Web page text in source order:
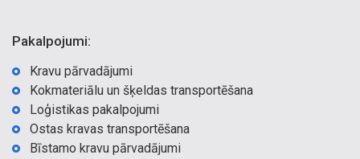
Pakalpojumi:
Kravu pārvadājumi
Kokmateriālu un šķeldas transportēšana
Loģistikas pakalpojumi
Ostas kravas transportēšana
Bīstamo kravu pārvadājumi